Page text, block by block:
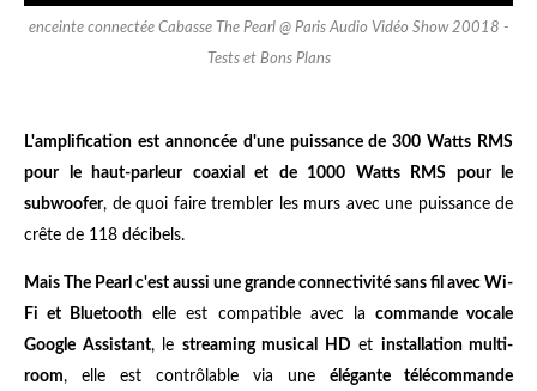
enceinte connectée Cabasse The Pearl @ Paris Audio Vidéo Show 20018 -
Tests et Bons Plans
L'amplification est annoncée d'une puissance de 300 Watts RMS
pour le haut-parleur coaxial et de 1000 Watts RMS pour le
subwoofer, de quoi faire trembler les murs avec une puissance de
crête de 118 décibels.
Mais The Pearl c'est aussi une grande connectivité sans fil avec Wi-
Fi et Bluetooth elle est compatible avec la commande vocale
Google Assistant, le streaming musical HD et installation multi-
room, elle est contrôlable via une élégante télécommande